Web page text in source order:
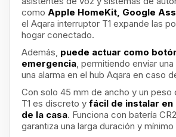
como Apple HomeKit, Google
el Aqara interruptor T1 expande las
hogar conectado.
Además, puede actuar como
emergencia, permitiendo enviar
una alarma en el hub Aqara en caso
Con solo 45 mm de ancho y un peso
T1 es discreto y fácil de instalar en
de la casa. Funciona con batería
garantiza una larga duración y